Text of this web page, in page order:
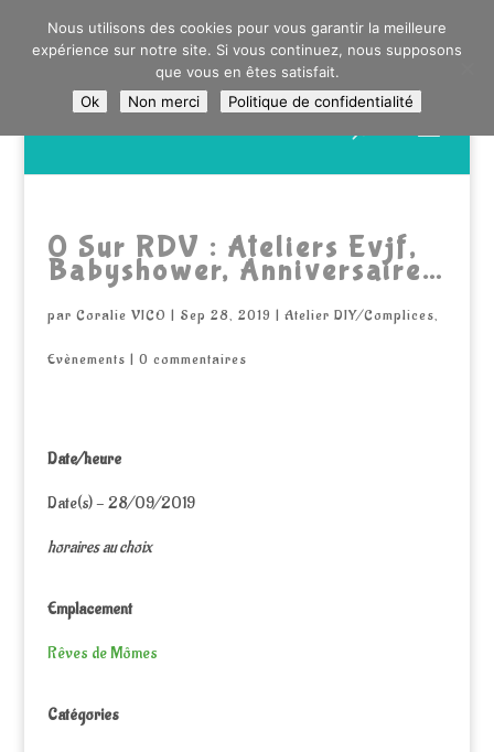
0603176412 - RDV CHEZ SO WATT À SAINT ANDRÉ OU
DANS LA MÉTROPOLE LILLOISE
CRAIENCO@GMAIL.COM
produits
0 Sur RDV : Ateliers Evjf,
Babyshower, Anniversaire…
par Coralie VICO | Sep 28, 2019 | Atelier DIY/Complices,
Evènements | 0 commentaires
Date/heure
Date(s) - 28/09/2019
horaires au choix
Emplacement
Rêves de Mômes
Catégories
Nous utilisons des cookies pour vous garantir la meilleure
expérience sur notre site. Si vous continuez, nous supposons
que vous en êtes satisfait.
Ok
Non merci Politique de confidentialité